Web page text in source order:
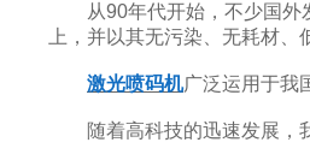
从90年代开始，不少国外发
上，并以其无污染、无耗材
激光喷码机广泛运用于我
随着高科技的迅速发展，我